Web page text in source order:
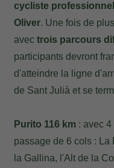
cycliste
Oliver. Une fois de
avec trois parcours
participants devront
d'atteindre la ligne
de Sant Julià et se
Purito 116 km : avec
passage de 6 cols :
la Gallina, l'Alt de la